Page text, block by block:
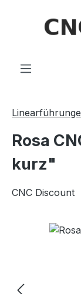
Rosa
kurz"
CNC Discount
Bildergalerie